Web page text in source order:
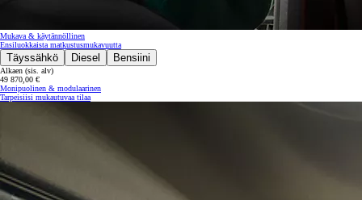
Mukava & käytännöllinen
Ensiluokkaista matkustusmukavuutta
Täyssähkö Diesel Bensiini
Alkaen (sis. alv)
49 870,00 €
Monipuolinen & modulaarinen
Tarpeisiisi mukautuvaa tilaa